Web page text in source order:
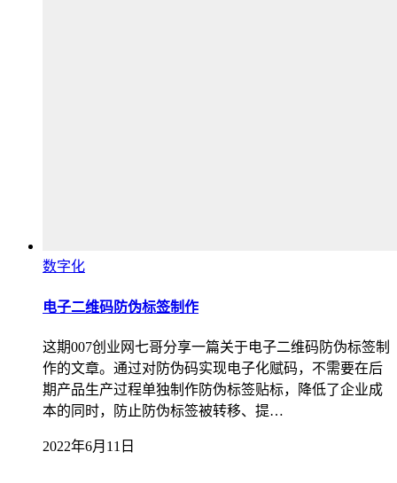
数字化
电子二维码防伪标签制作
这期007创业网七哥分享一篇关于电子二维码防伪标签制
作的文章。通过对防伪码实现电子化赋码，不需要在后
期产品生产过程单独制作防伪标签贴标，降低了企业成
本的同时，防止防伪标签被转移、提…
2022年6月11日